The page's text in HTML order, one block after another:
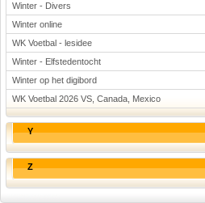
Winter - Divers
Winter online
WK Voetbal - lesidee
Winter - Elfstedentocht
Winter op het digibord
WK Voetbal 2026 VS, Canada, Mexico
Y
Z